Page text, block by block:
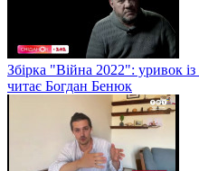
Збірка "Війна 2022": уривок
читає Богдан Бенюк